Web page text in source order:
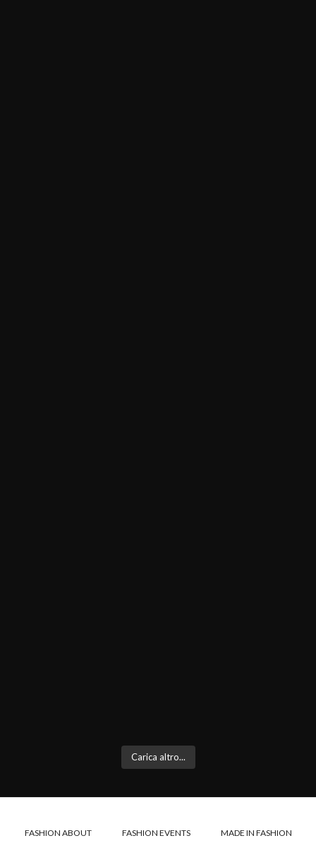
Carica altro...
FASHION ABOUT FASHION EVENTS MADE IN FASHION